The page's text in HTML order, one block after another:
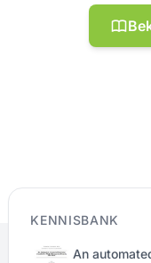
KENNISBANK
An